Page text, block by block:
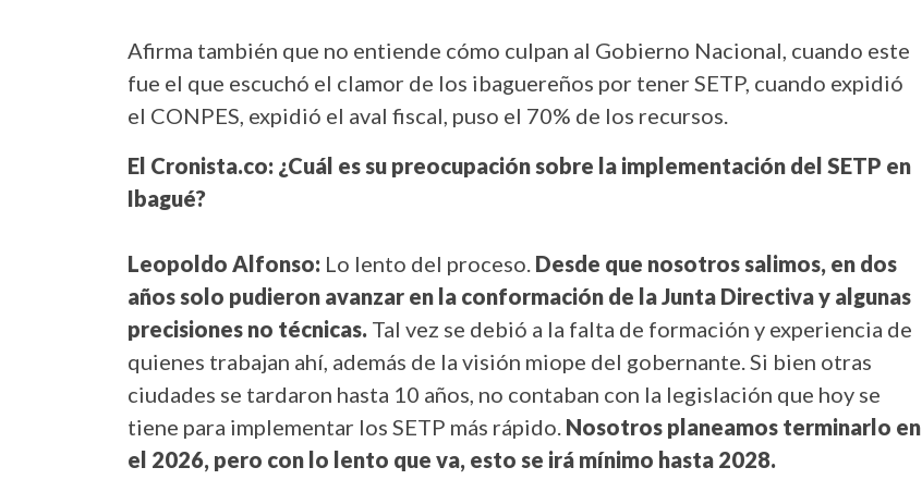
Afirma también que no entiende cómo culpan al Gobierno Nacional, cuando este
fue el que escuchó el clamor de los ibaguereños por tener SETP, cuando expidió
el CONPES, expidió el aval fiscal, puso el 70% de los recursos.
El Cronista.co: ¿Cuál es su preocupación sobre la implementación del SETP en
Ibagué?
Leopoldo Alfonso: Lo lento del proceso. Desde que nosotros salimos, en dos
años solo pudieron avanzar en la conformación de la Junta Directiva y algunas
precisiones no técnicas. Tal vez se debió a la falta de formación y experiencia de
quienes trabajan ahí, además de la visión miope del gobernante. Si bien otras
ciudades se tardaron hasta 10 años, no contaban con la legislación que hoy se
tiene para implementar los SETP más rápido. Nosotros planeamos terminarlo en
el 2026, pero con lo lento que va, esto se irá mínimo hasta 2028.